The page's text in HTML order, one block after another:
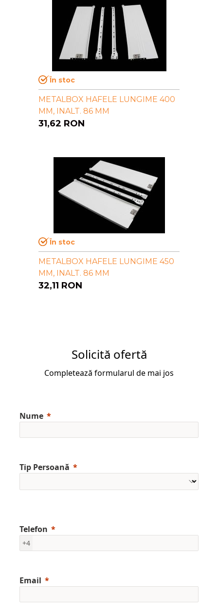
În stoc
METALBOX HAFELE LUNGIME 400
MM, INALT. 86 MM
31,62 RON
În stoc
METALBOX HAFELE LUNGIME 450
MM, INALT. 86 MM
32,11 RON
Solicită ofertă
Completează formularul de mai jos
Nume
Tip Persoană
Telefon
+4
Email